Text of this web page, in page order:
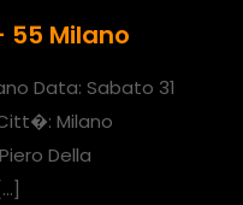
55 Milano
Data: Sabato 31
Milano
Della
[…]